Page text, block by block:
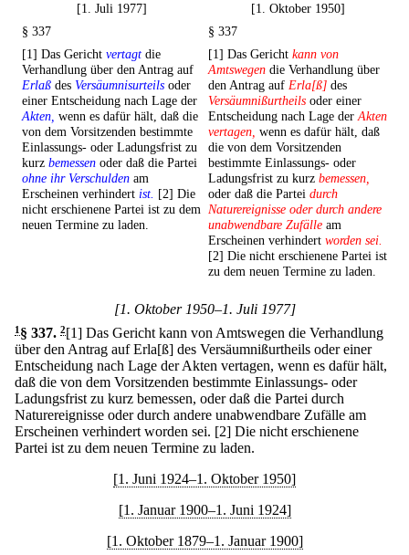
[1. Juli 1977]
[1. Oktober 1950]
§ 337
§ 337
[1] Das Gericht vertagt die
Verhandlung über den Antrag auf
Erlaß des Versäumnisurteils oder
einer Entscheidung nach Lage der
Akten, wenn es dafür hält, daß die
von dem Vorsitzenden bestimmte
Einlassungs- oder Ladungsfrist zu
kurz bemessen oder daß die Partei
ohne ihr Verschulden am
Erscheinen verhindert ist. [2] Die
nicht erschienene Partei ist zu dem
neuen Termine zu laden.
[1] Das Gericht kann von
Amtswegen die Verhandlung über
den Antrag auf Erla[ß] des
Versäumnißurtheils oder einer
Entscheidung nach Lage derAkten
vertagen, wenn es dafür hält, daß
die von dem Vorsitzenden
bestimmte Einlassungs- oder
Ladungsfrist zu kurz bemessen,
oder daß die Partei durch
Naturereignisse oder durch andere
unabwendbare Zufälle am
Erscheinen verhindert worden sei.
[2] Die nicht erschienene Partei ist
zu dem neuen Termine zu laden.
[1. Oktober 1950–1. Juli 1977]
1§ 337. 2[1] Das Gericht kann von Amtswegen die Verhandlung
über den Antrag auf Erla[ß] des Versäumnißurtheils oder einer
Entscheidung nach Lage der Akten vertagen, wenn es dafür hält,
daß die von dem Vorsitzenden bestimmte Einlassungs- oder
Ladungsfrist zu kurz bemessen, oder daß die Partei durch
Naturereignisse oder durch andere unabwendbare Zufälle am
Erscheinen verhindert worden sei. [2] Die nicht erschienene
Partei ist zu dem neuen Termine zu laden.
[1. Juni 1924–1. Oktober 1950]
[1. Januar 1900–1. Juni 1924]
[1. Oktober 1879–1. Januar 1900]